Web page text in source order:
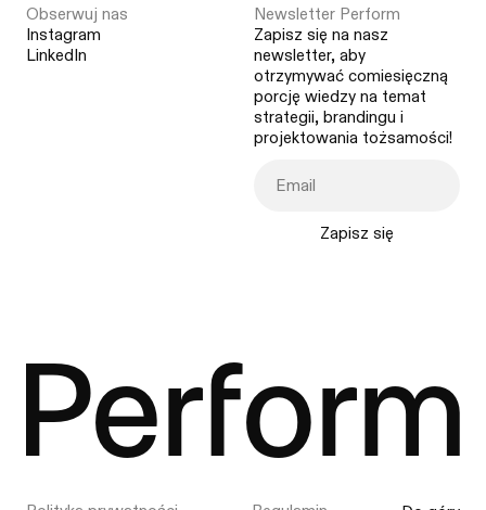
Obserwuj nas
Instagram
LinkedIn
Newsletter Perform
Zapisz się na nasz
newsletter, aby
otrzymywać comiesięczną
porcję wiedzy na temat
strategii, brandingu i
projektowania tożsamości!
Zapisz się
Perform